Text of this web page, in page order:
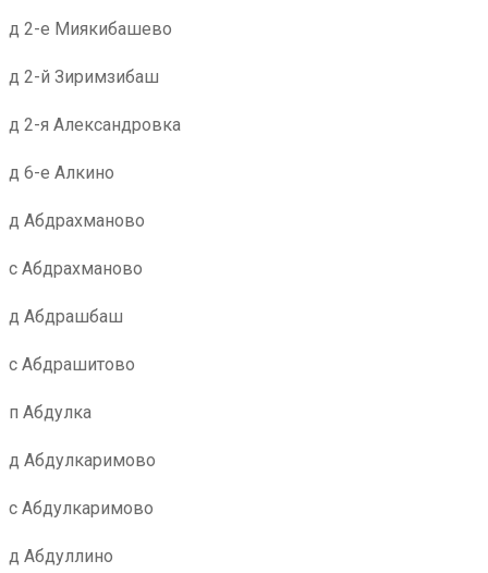
д 2-е Миякибашево
д 2-й Зиримзибаш
д 2-я Александровка
д 6-е Алкино
д Абдрахманово
с Абдрахманово
д Абдрашбаш
с Абдрашитово
п Абдулка
д Абдулкаримово
с Абдулкаримово
д Абдуллино